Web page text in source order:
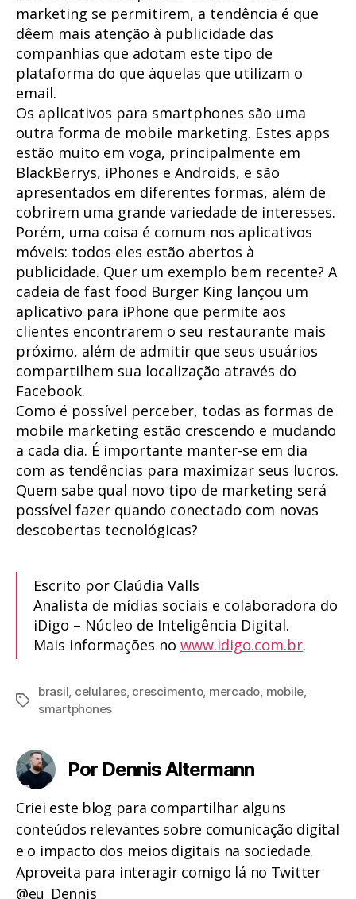
marketing se permitirem, a tendência é que
dêem mais atenção à publicidade das
companhias que adotam este tipo de
plataforma do que àquelas que utilizam o
email.
Os aplicativos para smartphones são uma
outra forma de mobile marketing. Estes apps
estão muito em voga, principalmente em
BlackBerrys, iPhones e Androids, e são
apresentados em diferentes formas, além de
cobrirem uma grande variedade de interesses.
Porém, uma coisa é comum nos aplicativos
móveis: todos eles estão abertos à
publicidade. Quer um exemplo bem recente? A
cadeia de fast food Burger King lançou um
aplicativo para iPhone que permite aos
clientes encontrarem o seu restaurante mais
próximo, além de admitir que seus usuários
compartilhem sua localização através do
Facebook.
Como é possível perceber, todas as formas de
mobile marketing estão crescendo e mudando
a cada dia. É importante manter-se em dia
com as tendências para maximizar seus lucros.
Quem sabe qual novo tipo de marketing será
possível fazer quando conectado com novas
descobertas tecnológicas?
Escrito por Claúdia Valls
Analista de mídias sociais e colaboradora do
iDigo – Núcleo de Inteligência Digital.
Mais informações no www.idigo.com.br.
Tags
brasil, celulares, crescimento, mercado, mobile,
smartphones
Por Dennis Altermann
Criei este blog para compartilhar alguns
conteúdos relevantes sobre comunicação digital
e o impacto dos meios digitais na sociedade.
Aproveita para interagir comigo lá no Twitter
@eu_Dennis